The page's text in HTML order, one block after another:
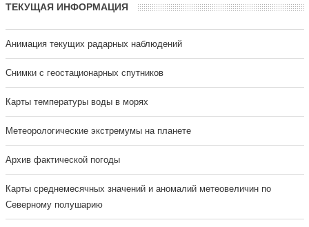
ТЕКУЩАЯ ИНФОРМАЦИЯ
Анимация текущих радарных наблюдений
Cнимки с геостационарных спутников
Карты температуры воды в морях
Метеорологические экстремумы на планете
Архив фактической погоды
Карты среднемесячных значений и аномалий метеовеличин по
Северному полушарию